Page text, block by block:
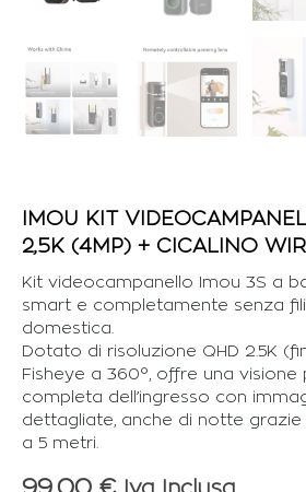
IMOU KIT
2,5K (4MP) + CICALINO
Kit videocampanello Imou 3S a
smart e completamente senza
domestica.
Dotato di risoluzione QHD 2.5K
Fisheye a 360°, offre una visione
completa dell’ingresso con
dettagliate, anche di notte grazie
a 5 metri.